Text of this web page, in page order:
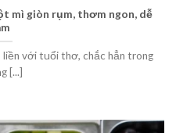
mì giòn rụm, thơm ngon, dễ
liền với tuổi thơ, chắc hẳn trong
[...]